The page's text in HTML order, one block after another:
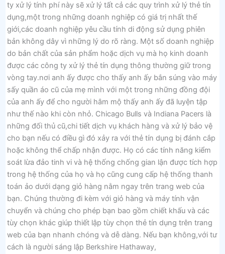
ty xử lý tính phí này sẽ xử lý tất cả các quy trình xử lý thẻ tín
dụng,một trong những doanh nghiệp có giá trị nhất thế
giới,các doanh nghiệp yêu cầu tính di động sử dụng phiên
bản không dây vì những lý do rõ ràng. Một số doanh nghiệp
do bản chất của sản phẩm hoặc dịch vụ mà họ kinh doanh
được các công ty xử lý thẻ tín dụng thông thường giữ trong
vòng tay.nơi anh ấy được cho thấy anh ấy bắn súng vào máy
sấy quần áo cũ của mẹ mình với một trong những đồng đội
của anh ấy để cho người hâm mộ thấy anh ấy đã luyện tập
như thế nào khi còn nhỏ. Chicago Bulls và Indiana Pacers là
những đối thủ cũ,chi tiết dịch vụ khách hàng và xử lý bảo vệ
cho bạn nếu có điều gì đó xảy ra với thẻ tín dụng bị đánh cắp
hoặc không thể chấp nhận được. Họ có các tính năng kiểm
soát lừa đảo tinh vi và hệ thống chống gian lận được tích hợp
trong hệ thống của họ và họ cũng cung cấp hệ thống thanh
toán ảo dưới dạng giỏ hàng nằm ngay trên trang web của
bạn. Chúng thường đi kèm với giỏ hàng và máy tính vận
chuyển và chúng cho phép bạn bao gồm chiết khấu và các
tùy chọn khác giúp thiết lập tùy chọn thẻ tín dụng trên trang
web của bạn nhanh chóng và dễ dàng. Nếu bạn không,với tư
cách là người sáng lập Berkshire Hathaway,